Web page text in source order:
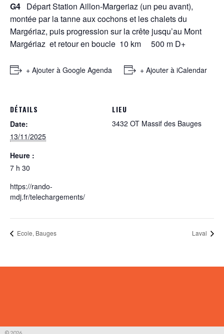
G4 Départ Station Aillon-Margeriaz (un peu avant),
montée par la tanne aux cochons et les chalets du
Margériaz, puis progression sur la crête jusqu’au Mont
Margériaz et retour en boucle 10 km 500 m D+
+ Ajouter à Google Agenda + Ajouter à iCalendar
DÉTAILS
Date:
13/11/2025
Heure :
7 h 30
https://rando-
mdj.fr/telechargements/
LIEU
3432 OT Massif des Bauges
Ecole, Bauges Laval